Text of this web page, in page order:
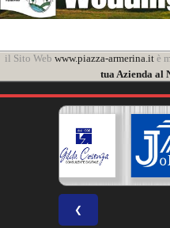
il Sito Web www.piazza-armerina.itè
tua Azienda al
❮